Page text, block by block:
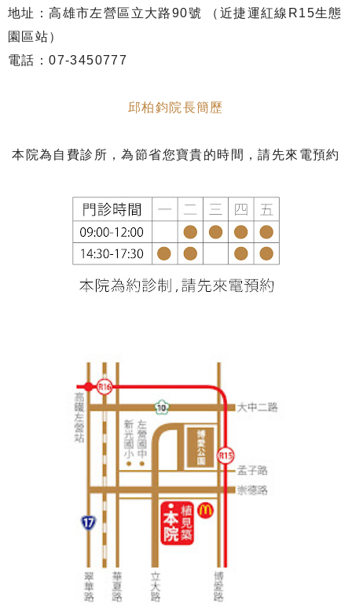
地址：高雄市左營區立大路90號 （近捷運紅線R15生態
園區站）
電話：07-3450777
邱柏鈞院長簡歷
本院為自費診所，為節省您寶貴的時間，請先來電預約